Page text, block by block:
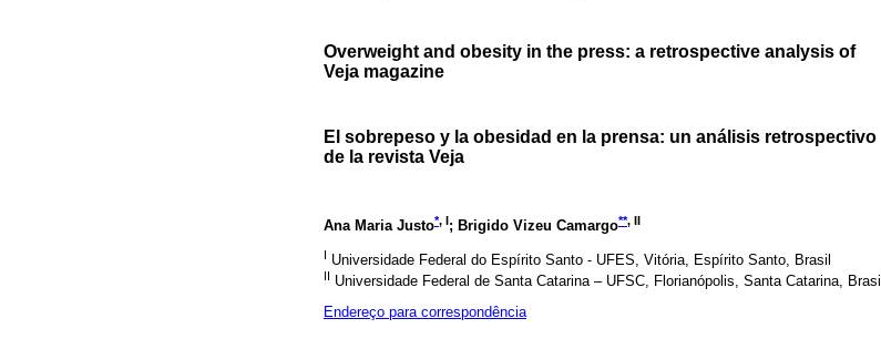
Overweight and obesity in the press: a retrospective analysis of
Veja magazine
El sobrepeso y la obesidad en la prensa: un análisis retrospectivo
de la revista Veja
Ana Maria Justo*, I; Brigido Vizeu Camargo**, II
I Universidade Federal do Espírito Santo - UFES, Vitória, Espírito Santo, Brasil
II Universidade Federal de Santa Catarina – UFSC, Florianópolis, Santa Catarina, Brasil
Endereço para correspondência